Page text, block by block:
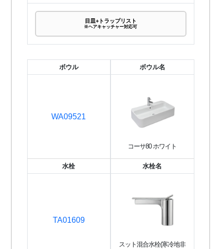
目皿+トラップリスト
※ヘアキャッチャー対応可
ボウル
WA09521
ボウル名
コーサ80 ホワイト
水栓
TA01609
水栓名
スット混合水栓(寒冷地非